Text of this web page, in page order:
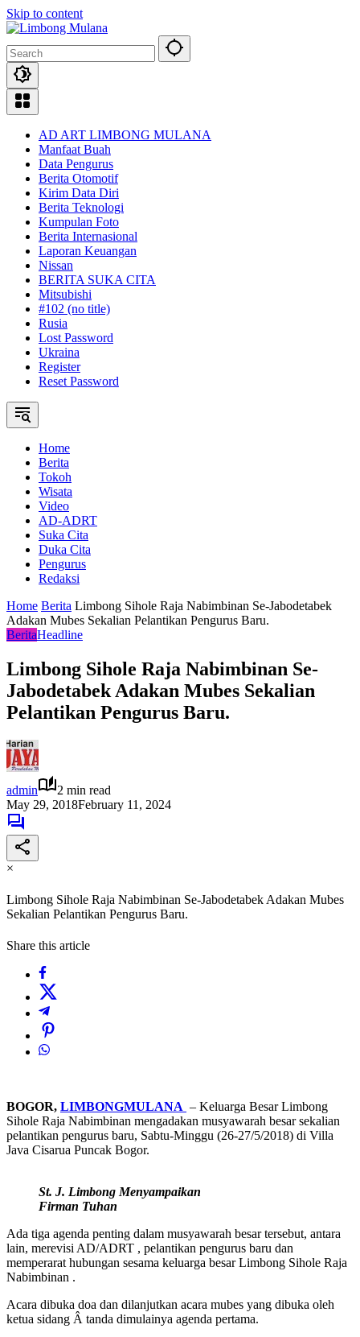
Skip to content
AD ART LIMBONG MULANA
Manfaat Buah
Data Pengurus
Berita Otomotif
Kirim Data Diri
Berita Teknologi
Kumpulan Foto
Berita Internasional
Laporan Keuangan
Nissan
BERITA SUKA CITA
Mitsubishi
#102 (no title)
Rusia
Lost Password
Ukraina
Register
Reset Password
Home
Berita
Tokoh
Wisata
Video
AD-ADRT
Suka Cita
Duka Cita
Pengurus
Redaksi
Home Berita Limbong Sihole Raja Nabimbinan Se-Jabodetabek
Adakan Mubes Sekalian Pelantikan Pengurus Baru.
BeritaHeadline
Limbong Sihole Raja Nabimbinan Se-
Jabodetabek Adakan Mubes Sekalian
Pelantikan Pengurus Baru.
admin
2 min read
May 29, 2018February 11, 2024
×
Limbong Sihole Raja Nabimbinan Se-Jabodetabek Adakan Mubes
Sekalian Pelantikan Pengurus Baru.
Share this article
BOGOR, LIMBONGMULANA – Keluarga Besar Limbong
Sihole Raja Nabimbinan mengadakan musyawarah besar sekalian
pelantikan pengurus baru, Sabtu-Minggu (26-27/5/2018) di Villa
Java Cisarua Puncak Bogor.
St. J. Limbong Menyampaikan
Firman Tuhan
Ada tiga agenda penting dalam musyawarah besar tersebut, antara
lain, merevisi AD/ADRT , pelantikan pengurus baru dan
memperarat hubungan sesama keluarga besar Limbong Sihole Raja
Nabimbinan .
Acara dibuka doa dan dilanjutkan acara mubes yang dibuka oleh
ketua sidang Â tanda dimulainya agenda pertama.